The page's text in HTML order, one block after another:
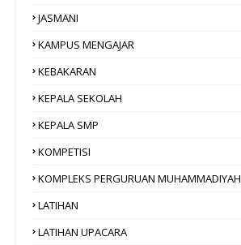
JASMANI
KAMPUS MENGAJAR
KEBAKARAN
KEPALA SEKOLAH
KEPALA SMP
KOMPETISI
KOMPLEKS PERGURUAN MUHAMMADIYAH
LATIHAN
LATIHAN UPACARA